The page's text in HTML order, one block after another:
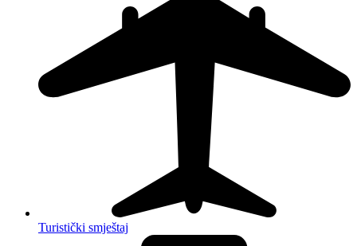
Turistički smještaj